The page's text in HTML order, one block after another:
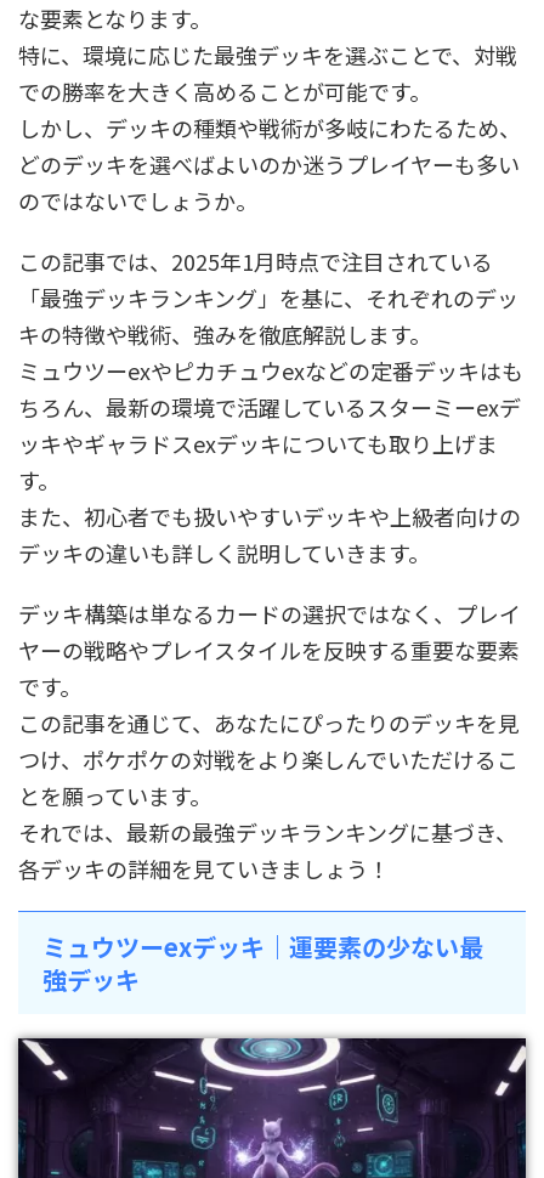
な要素となります。
特に、環境に応じた最強デッキを選ぶことで、対戦
での勝率を大きく高めることが可能です。
しかし、デッキの種類や戦術が多岐にわたるため、
どのデッキを選べばよいのか迷うプレイヤーも多い
のではないでしょうか。
この記事では、2025年1月時点で注目されている
「最強デッキランキング」を基に、それぞれのデッ
キの特徴や戦術、強みを徹底解説します。
ミュウツーexやピカチュウexなどの定番デッキはも
ちろん、最新の環境で活躍しているスターミーexデ
ッキやギャラドスexデッキについても取り上げま
す。
また、初心者でも扱いやすいデッキや上級者向けの
デッキの違いも詳しく説明していきます。
デッキ構築は単なるカードの選択ではなく、プレイ
ヤーの戦略やプレイスタイルを反映する重要な要素
です。
この記事を通じて、あなたにぴったりのデッキを見
つけ、ポケポケの対戦をより楽しんでいただけるこ
とを願っています。
それでは、最新の最強デッキランキングに基づき、
各デッキの詳細を見ていきましょう！
ミュウツーexデッキ｜運要素の少ない最
強デッキ